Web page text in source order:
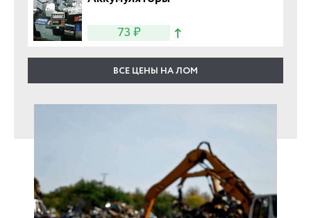
73 ₽
ВСЕ ЦЕНЫ НА ЛОМ